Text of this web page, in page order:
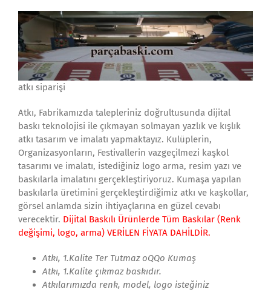
atkı siparişi
Atkı, Fabrikamızda talepleriniz doğrultusunda dijital
baskı teknolojisi ile çıkmayan solmayan yazlık ve kışlık
atkı tasarım ve imalatı yapmaktayız. Kulüplerin,
Organizasyonların, Festivallerin vazgeçilmezi kaşkol
tasarımı ve imalatı, istediğiniz logo arma, resim yazı ve
baskılarla imalatını gerçekleştiriyoruz. Kumaşa yapılan
baskılarla üretimini gerçekleştirdiğimiz atkı ve kaşkollar,
görsel anlamda sizin ihtiyaçlarına en güzel cevabı
verecektir. Dijital Baskılı Ürünlerde Tüm Baskılar (Renk
değişimi, logo, arma) VERİLEN FİYATA DAHİLDİR.
Atkı, 1.Kalite Ter TutmazoQQo Kumaş
Atkı, 1.Kalite çıkmaz baskıdır.
Atkılarımızda renk, model, logo isteğiniz